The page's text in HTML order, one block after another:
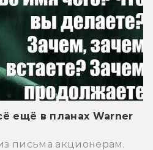
ещё в планах Warner
письма акционерам.